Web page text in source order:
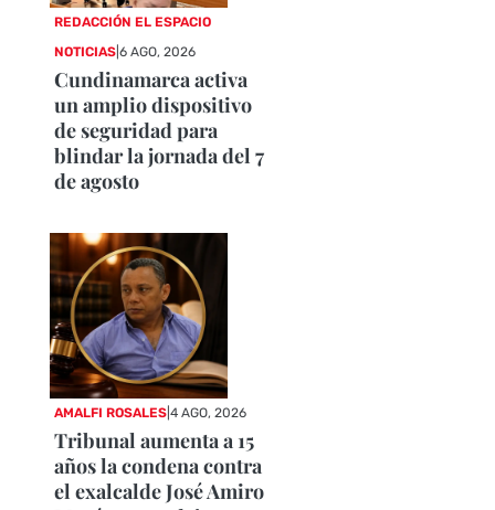
REDACCIÓN EL ESPACIO
NOTICIAS |6 AGO, 2026
Cundinamarca activa
un amplio dispositivo
de seguridad para
blindar la jornada del 7
de agosto
AMALFI ROSALES |4 AGO, 2026
Tribunal aumenta a 15
años la condena contra
el exalcalde José Amiro